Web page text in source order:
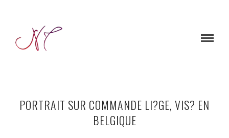
PORTRAIT SUR COMMANDE LI?GE, VIS? EN
BELGIQUE